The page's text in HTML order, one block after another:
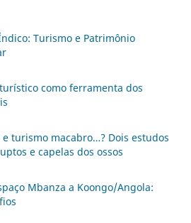
Turismo e Patrimônio
como ferramenta dos
turismo macabro…? Dois estudos
e capelas dos ossos
Mbanza a Koongo/Angola: